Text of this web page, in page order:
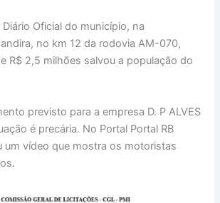
Oficial do município, na
no km 12 da rodovia AM-070,
R$ 2,5 milhões salvou a população do
previsto para a empresa D. P ALVES
é precária. No Portal Portal RB
um vídeo que mostra os motoristas